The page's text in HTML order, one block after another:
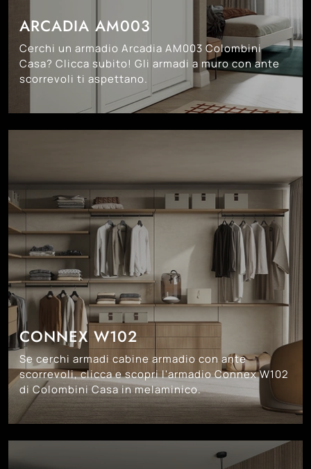
ARCADIA AM003
Cerchi un armadio Arcadia AM003 Colombini
Casa? Clicca subito! Gli armadi a muro con ante
scorrevoli ti aspettano.
CONNEX W102
Se cerchi armadi cabine armadio con ante
scorrevoli, clicca e scopri l'armadio Connex W102
di Colombini Casa in melaminico.